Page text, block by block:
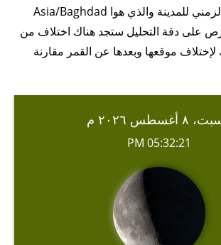
بناء على التوقيت الزمني للمدينة والذي هوا Asia/Baghdad
على دقة التحليل ستجد هناك اختلاف من
لإختلاف موقعها وبعدها عن القمر مقارنة
أغسطس ٢٠٢٦ م
05:32:21 PM